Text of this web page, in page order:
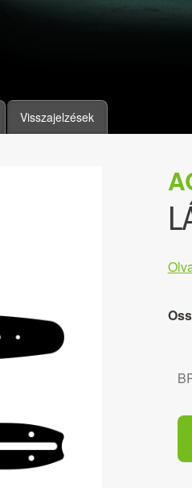
Visszajelzések